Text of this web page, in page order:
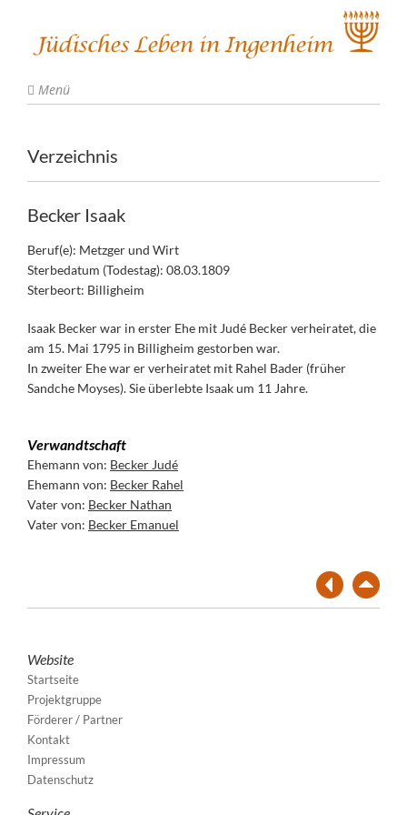
Menü
Verzeichnis
Becker Isaak
Beruf(e): Metzger und Wirt
Sterbedatum (Todestag): 08.03.1809
Sterbeort: Billigheim
Isaak Becker war in erster Ehe mit Judé Becker verheiratet, die
am 15. Mai 1795 in Billigheim gestorben war.
In zweiter Ehe war er verheiratet mit Rahel Bader (früher
Sandche Moyses). Sie überlebte Isaak um 11 Jahre.
Verwandtschaft
Ehemann von: Becker Judé
Ehemann von: Becker Rahel
Vater von: Becker Nathan
Vater von: Becker Emanuel
Website
Startseite
Projektgruppe
Förderer / Partner
Kontakt
Impressum
Datenschutz